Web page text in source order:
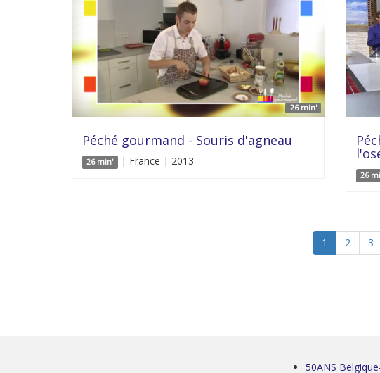
26 min'
Péché gourmand - Souris d'agneau
26 min' | France | 2013
26
1 2 3
50ANS